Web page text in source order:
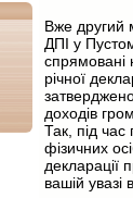
Вже другий
ДПІ у
річної
доходів
Так, під час
фізичних
декларації
вашій увазі